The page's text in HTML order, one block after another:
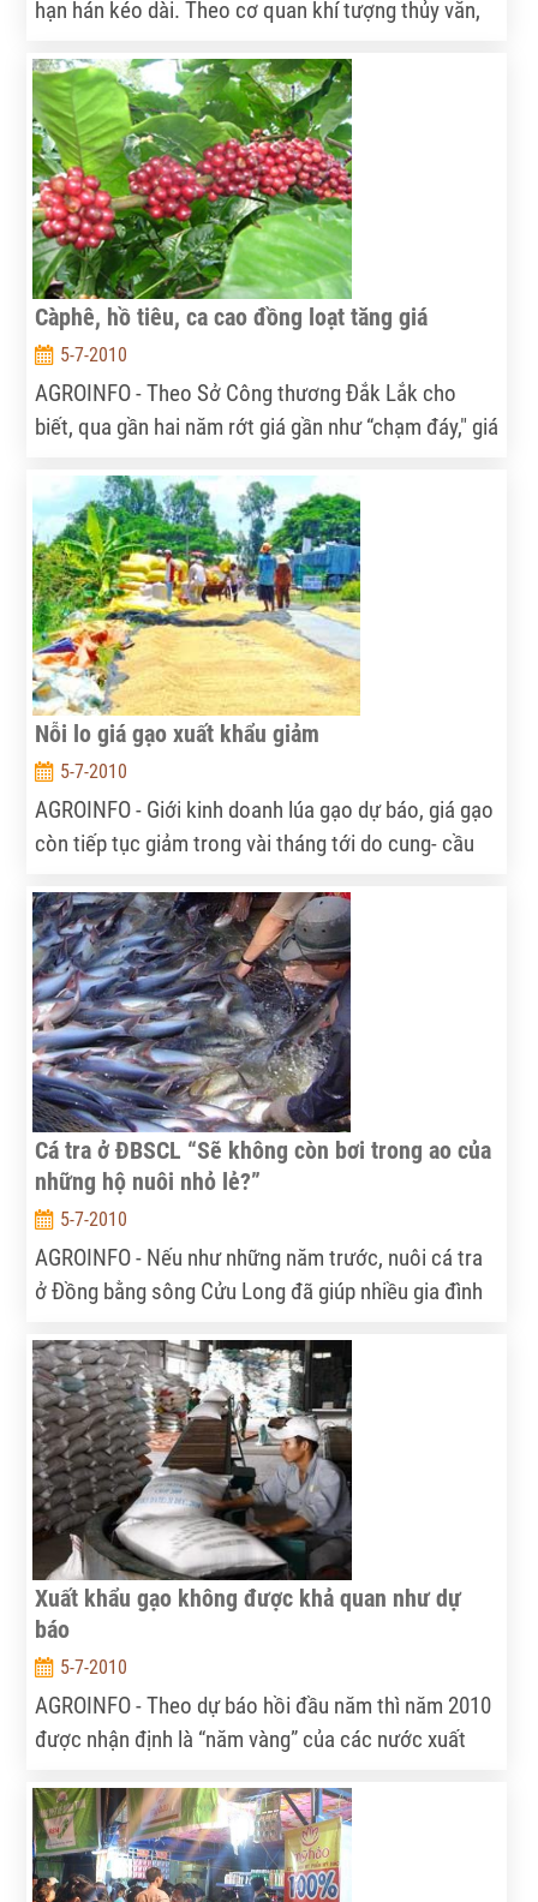
hạn hán kéo dài. Theo cơ quan khí tượng thủy văn,
khốc liệt hơn nữa.
Càphê, hồ tiêu, ca cao đồng loạt tăng giá
5-7-2010
AGROINFO - Theo Sở Công thương Đắk Lắk cho
biết, qua gần hai năm rớt giá gần như “chạm đáy," giá
tăng trở lại với mức từ 20-60%.
Nỗi lo giá gạo xuất khẩu giảm
5-7-2010
AGROINFO - Giới kinh doanh lúa gạo dự báo, giá gạo
còn tiếp tục giảm trong vài tháng tới do cung- cầu
khốc liệt với gạo Pakistan, Myanmar, Thái Lan.
Cá tra ở ĐBSCL “Sẽ không còn bơi trong ao của
những hộ nuôi nhỏ lẻ?”
5-7-2010
AGROINFO - Nếu như những năm trước, nuôi cá tra
ở Đồng bằng sông Cửu Long đã giúp nhiều gia đình
loại cá này lại đang trong tình cảnh điêu đứng vì giá
cá rớt liên tục và ngân hàng không rót vốn…
Xuất khẩu gạo không được khả quan như dự
báo
5-7-2010
AGROINFO - Theo dự báo hồi đầu năm thì năm 2010
được nhận định là “năm vàng” của các nước xuất
sáu tháng đầu năm cho thấy, xuất khẩu gạo đã giảm
cả về số lượng lẫn giá cả.